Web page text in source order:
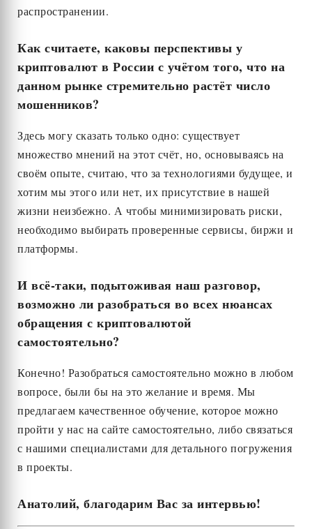
распространении.
Как считаете, каковы перспективы у
криптовалют в России с учётом того, что на
данном рынке стремительно растёт число
мошенников?
Здесь могу сказать только одно: существует
множество мнений на этот счёт, но, основываясь на
своём опыте, считаю, что за технологиями будущее, и
хотим мы этого или нет, их присутствие в нашей
жизни неизбежно. А чтобы минимизировать риски,
необходимо выбирать проверенные сервисы, биржи и
платформы.
И всё-таки, подытоживая наш разговор,
возможно ли разобраться во всех нюансах
обращения с криптовалютой
самостоятельно?
Конечно! Разобраться самостоятельно можно в любом
вопросе, были бы на это желание и время. Мы
предлагаем качественное обучение, которое можно
пройти у нас на сайте самостоятельно, либо связаться
с нашими специалистами для детального погружения
в проекты.
Анатолий, благодарим Вас за интервью!